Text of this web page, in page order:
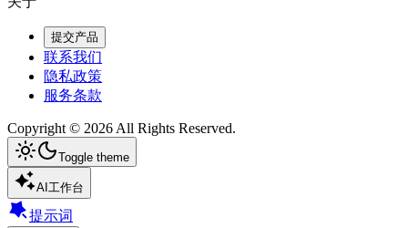
提交产品
联系我们
隐私政策
服务条款
Copyright © 2026 All Rights Reserved.
Toggle theme
AI工作台
提示词